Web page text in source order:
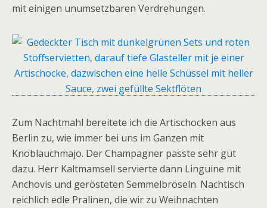
mit einigen unumsetzbaren Verdrehungen.
Zum Nachtmahl bereitete ich die Artischocken aus
Berlin zu, wie immer bei uns im Ganzen mit
Knoblauchmajo. Der Champagner passte sehr gut
dazu. Herr Kaltmamsell servierte dann Linguine mit
Anchovis und gerösteten Semmelbröseln. Nachtisch
reichlich edle Pralinen, die wir zu Weihnachten